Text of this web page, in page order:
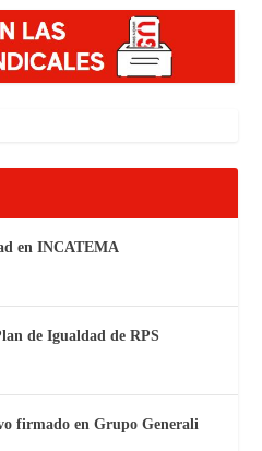
en INCATEMA
de Igualdad de RPS
firmado en Grupo Generali